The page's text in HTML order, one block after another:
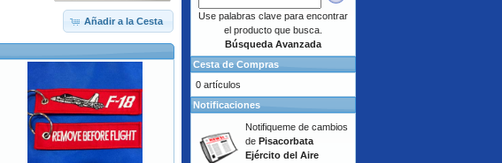
Añadir a la Cesta
Use palabras clave para encontrar
el producto que busca.
Búsqueda Avanzada
Cesta de Compras
0 artículos
Notificaciones
Notifiqueme de cambios
de Pisacorbata
Ejército del Aire